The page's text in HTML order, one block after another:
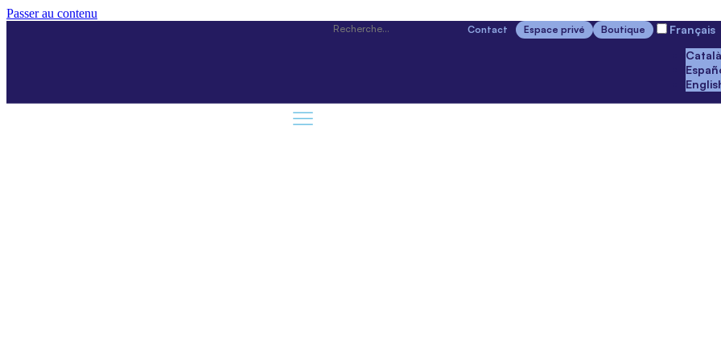
Passer au contenu
Contact Espace privé Boutique
Français
Català